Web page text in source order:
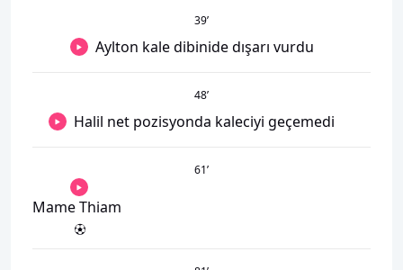
39’
Aylton kale dibinide dışarı vurdu
48’
Halil net pozisyonda kaleciyi geçemedi
61’
Mame Thiam